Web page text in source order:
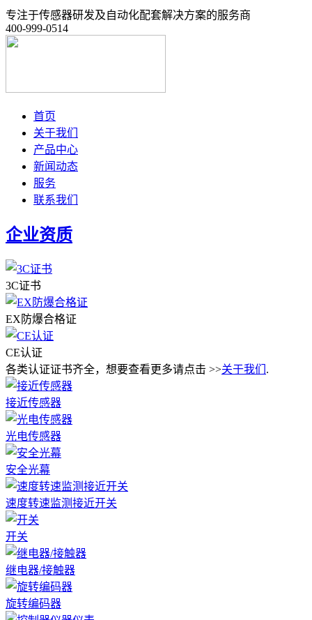
专注于传感器研发及自动化配套解决方案的服务商
400-999-0514
首页
关于我们
产品中心
新闻动态
服务
联系我们
企业资质
3C证书
EX防爆合格证
CE认证
各类认证证书齐全，想要查看更多请点击 >>关于我们 .
接近传感器
光电传感器
安全光幕
速度转速监测接近开关
开关
继电器/接触器
旋转编码器